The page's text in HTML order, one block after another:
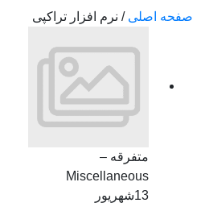
صفحه اصلی/ نرم افزار تراکپی
متفرقه –
Miscellaneous
13شهریور